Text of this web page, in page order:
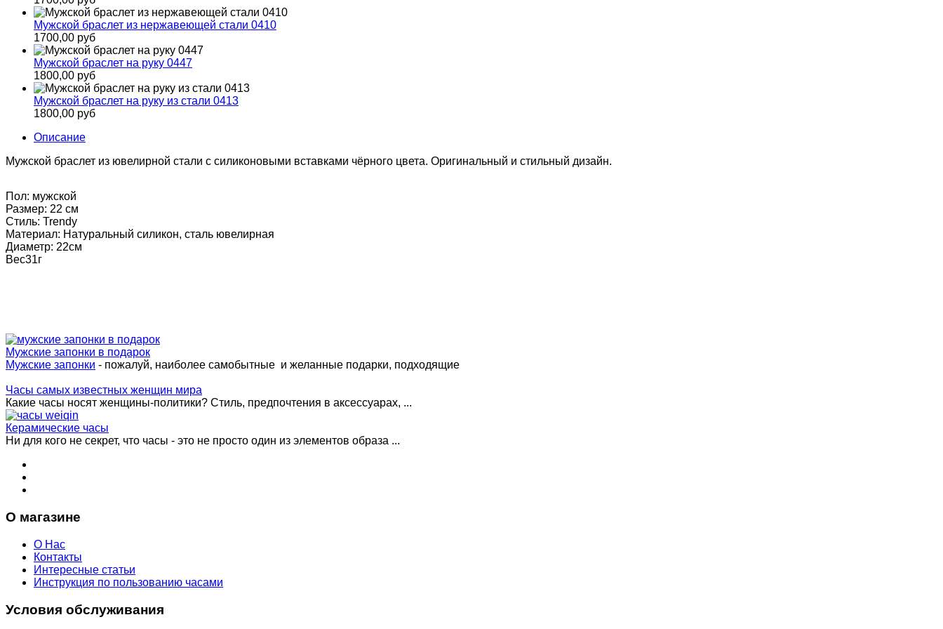
Мужской браслет из нержавеющей стали 0410
1700,00 руб
Мужской браслет на руку 0447
1800,00 руб
Мужской браслет на руку из стали 0413
1800,00 руб
Описание
Мужской браслет из ювелирной стали с силиконовыми вставками чёрного цвета. Оригинальный и стильный дизайн.
Пол: мужской
Размер: 22 см
Стиль: Trendy
Материал: Натуральный силикон, сталь ювелирная
Диаметр: 22см
Вес31г
Мужские запонки в подарок
Мужские запонки - пожалуй, наиболее самобытные и желанные подарки, подходящие
Часы самых известных женщин мира
Какие часы носят женщины-политики? Стиль, предпочтения в аксессуарах, ...
Керамические часы
Ни для кого не секрет, что часы - это не просто один из элементов образа ...
О магазине
О Нас
Контакты
Интересные статьи
Инструкция по пользованию часами
Условия обслуживания